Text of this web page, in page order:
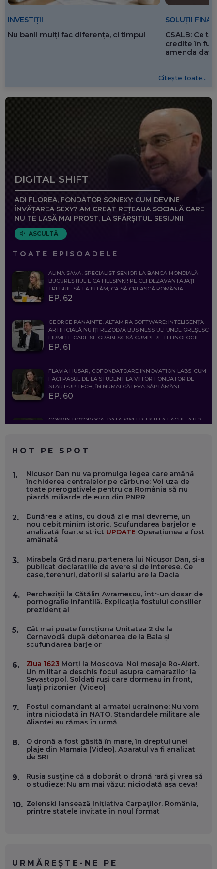
INVESTIȚII
Nu banii mulți fac diferența, ci timpul
SOLUȚII
CSALB: Ce
credite în
amenda
Citește toate...
DIGITAL SHIFT
ADI FLOREA, FONDATOR SONEXY: CUM DEVINE
ÎNVĂȚAREA SEXY? AM CREAT REȚEAUA SOCIALĂ CARE
NU TE LASĂ MAI PROST, LA SFÂRȘITUL SESIUNII
ASCULTĂ
TOATE EPISOADELE
ALINA SAVA, SPECIALIST SENIOR LA BANCA MONDIALĂ:
BUCUREȘTIUL E CA HELSINKI! PE CEI DEZAVANTAJAȚI
TREBUIE SĂ-I AJUTĂM, CA SĂ CREASCĂ ROMÂNIA
EP. 62
GEORGE PANAINTE, ALTAMIRA SOFTWARE: INTELIGENȚA
ARTIFICIALĂ NU ÎȚI REZOLVĂ BUSINESS-UL! UNDE GREȘESC
FIRMELE CARE SE GRĂBESC SĂ CUMPERE TEHNOLOGIE
EP. 61
FLAVIA HUSAR, COFONDATOARE INNOVATION LABS: CUM
FACI PASUL DE LA STUDENT LA VIITOR FONDATOR DE
START-UP TECH, ÎN NUMAI CÂTEVA SĂPTĂMÂNI
EP. 60
COSMIN BOȚOROGA, DATA SWEEP: EȘTI LA FACULTATE?
FOLOSEȘTI TEHNOLOGIA CA SĂ FII MAI BUN LA JOB. ȘI CUM
SE VA SCHIMBA MUNCA, ÎN URMĂTORII ANI
EP. 58
MARIUS PAȘCULEA, COFONDATOR AL KULTH: CUM
FOLOSEȘTI TEHNOLOGIA CA SĂ ÎȚI DESCHIZI DRUMUL
CĂTRE ARTĂ, LA NIVEL GLOBAL
EP. 57
ANDREI AVĂDANEI, BIT SENTINEL: CUM ÎȚI PROTEJEZI
EFICIENT VIAȚA ONLINE. ȘI CARE SUNT PRIMII PAȘI ÎNTR-O
EP. 56
ÎNVAȚĂ AEO ȘI GEO!
EP. 55
OLIVIU MATEI, HOLISUN: SOFTWARE DE LA CLUJ PENTRU
WASHINGTON, OCHELARI INTELIGENȚI ȘI FERME
VERTICALE FĂRĂ PĂMÂNT
EP. 54
VALENTIN VANCEA, CEO AL PATRIA BANK: AUTOMATIZĂM
PROCESE, DAR CE FACEM CÂND PICĂ BAZA DE DATE, LA
EP. 53
TA LOCALĂ - ȘI CE SĂ DAI ÎNAPOI
EP. 52
ROBERT GRAUR, FOMO: SPEAKERUL PE SCENĂ, INVITATUL
ÎN SALĂ, DAR ÎNVĂȚĂM UNII DE LA CEILALȚI. VIN JASON
PARTICIPANȚII LA DEZBATERILE DE PE REȚELE SOCIALE
HOT PE SPOT
1.
Nicușor Dan nu va promulga legea care amână
închiderea centralelor pe cărbune: Voi uza de
toate prerogativele pentru ca România să nu
piardă miliarde de euro din PNRR
2.
Dunărea a atins, cu două zile mai devreme, un
nou debit minim istoric. Scufundarea barjelor e
analizată foarte strict UPDATE Operațiunea a fost
amânată
3.
Mirabela Grădinaru, partenera lui Nicușor Dan, și-a
publicat declarațiile de avere și de interese. Ce
case, terenuri, datorii și salariu are la Dacia
4.
Percheziții la Cătălin Avramescu, într-un dosar de
pornografie infantilă. Explicația fostului consilier
prezidențial
5.
Cât mai poate funcționa Unitatea 2 de la
Cernavodă după detonarea de la Bala și
scufundarea barjelor
6. Ziua 1623 Morți la Moscova. Noi mesaje Ro-Alert.
Un militar a deschis focul asupra camarazilor la
Sevastopol. Soldați ruși care dormeau în front,
luați prizonieri (Video)
7.
Fostul comandant al armatei ucrainene: Nu vom
intra niciodată în NATO. Standardele militare ale
Alianței au rămas în urmă
8.
O dronă a fost găsită în mare, în dreptul unei
plaje din Mamaia (Video). Aparatul va fi analizat
de SRI
9.
Rusia susține că a doborât o dronă rară și vrea să
o studieze: Nu am mai văzut niciodată așa ceva!
10. Zelenski lansează Inițiativa Carpaților. România,
printre statele invitate în noul format
URMĂREȘTE-NE PE